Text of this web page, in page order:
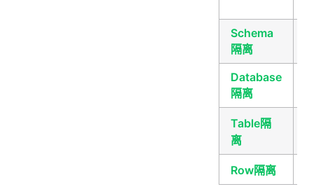
Schema
隔离
Database
隔离
Table隔
离
Row隔离